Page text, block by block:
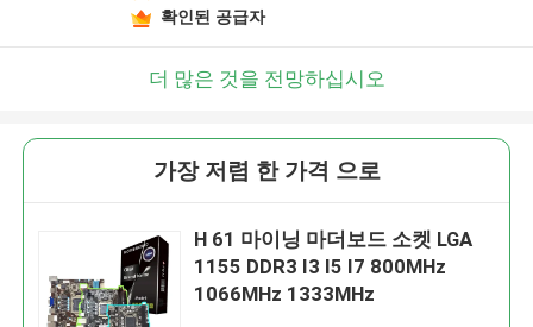
확인된 공급자
더 많은 것을 전망하십시오
가장 저렴 한 가격 으로
H 61 마이닝 마더보드 소켓 LGA
1155 DDR3 I3 I5 I7 800MHz
1066MHz 1333MHz